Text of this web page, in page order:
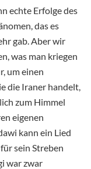
echte Erfolge des
das es
gab. Aber wir
was man kriegen
um einen
die Iraner handelt,
zum Himmel
eigenen
kann ein Lied
sein Streben
war zwar